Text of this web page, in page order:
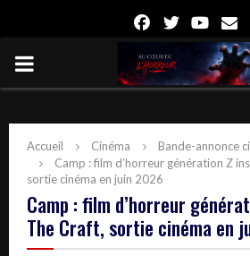
FacebookTwitter
PRIMARY
Accueil Cinéma
Bande-annonce
Camp : film d’horreur génération Z
sortie cinéma en juin 2026
Camp : film d’horreur
The Craft, sortie cinéma en